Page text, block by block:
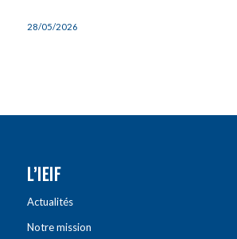
28/05/2026
L’IEIF
Actualités
Notre mission